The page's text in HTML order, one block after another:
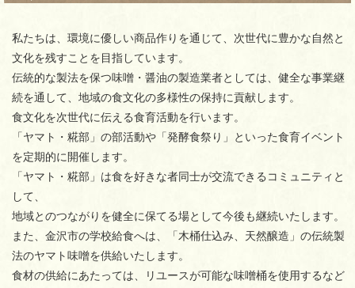
私たちは、環境に優しい商品作りを通じて、次世代に豊かな自然と
文化を残すことを目指しています。
伝統的な製法を保つ味噌・醤油の製造業者としては、健全な事業継
続を通して、地域の食文化の多様性の保持に貢献します。
食文化を次世代に伝える食育活動を行います。
「ヤマト・糀部」の部活動や「発酵食祭り」といった食育イベント
を定期的に開催します。
「ヤマト・糀部」は食を好きな者同士が交流できるコミュニティと
して、
地域とのつながりを健全に保てる場として今後も継続いたします。
また、金沢市の学校給食へは、「木桶仕込み、天然醸造」の伝統製
法のヤマト味噌を供給いたします。
食材の供給にあたっては、リユースが可能な味噌桶を使用するなど